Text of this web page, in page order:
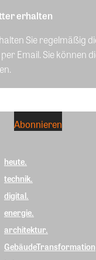
erhalten
Sie regelmäßig
Email. Sie können
heute.
technik.
digital.
energie.
architektur.
GebäudeTransformation